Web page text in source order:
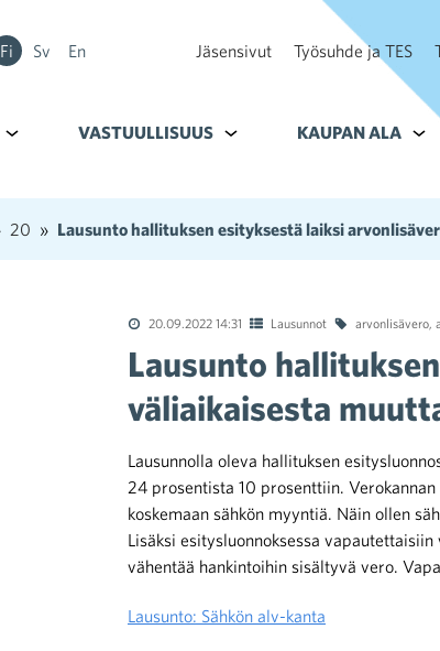
Fi Sv En Jäsensivut Työsuhde ja TES
Alavalikko kohteelle Tavoitteet
VASTUULLISUUS Alavalikko kohteelle
KAUPAN ALA
20 Lausunto hallituksen esityksestä laiksi
20.09.2022 14:31 Lausunnot arvonlisävero,
Lausunto
väliaikaisesta
Lausunnolla oleva hallituksen
24 prosentista 10 prosenttiin.
koskemaan sähkön myyntiä. Näin ollen
Lisäksi esitysluonnoksessa
vähentää hankintoihin sisältyvä vero.
Lausunto: Sähkön alv-kanta